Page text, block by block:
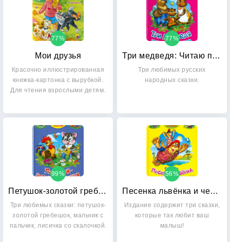
Мои друзья
77%
Красочно иллюстрированная
книжка-картонка с вырубкой.
Для чтения взрослыми детям.
Три медведя: Читаю по слогам
77%
Три любимых русских
народных сказки.
Петушок-золотой гребешок
99%
Три любимых сказки: петушок-
золотой гребешок, мальчик с
пальчик, лисичка со скалочкой.
Песенка львёнка и черепахи
56%
Издание содержит три сказки,
которые так любит ваш
малыш!